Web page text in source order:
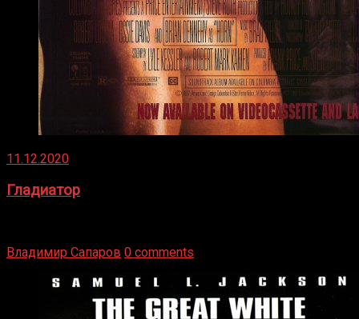
11.12.2020
Гладиатор
Владимир Сапаров 0 comments